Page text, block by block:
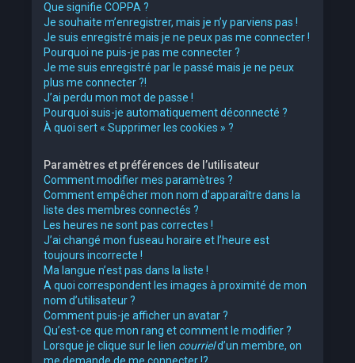
Que signifie COPPA ?
Je souhaite m’enregistrer, mais je n’y parviens pas !
Je suis enregistré mais je ne peux pas me connecter !
Pourquoi ne puis-je pas me connecter ?
Je me suis enregistré par le passé mais je ne peux
plus me connecter ?!
J’ai perdu mon mot de passe !
Pourquoi suis-je automatiquement déconnecté ?
À quoi sert « Supprimer les cookies » ?
Paramètres et préférences de l’utilisateur
Comment modifier mes paramètres ?
Comment empêcher mon nom d’apparaître dans la
liste des membres connectés ?
Les heures ne sont pas correctes !
J’ai changé mon fuseau horaire et l’heure est
toujours incorrecte !
Ma langue n’est pas dans la liste !
A quoi correspondent les images à proximité de mon
nom d’utilisateur ?
Comment puis-je afficher un avatar ?
Qu’est-ce que mon rang et comment le modifier ?
Lorsque je clique sur le lien courrield’un membre, on